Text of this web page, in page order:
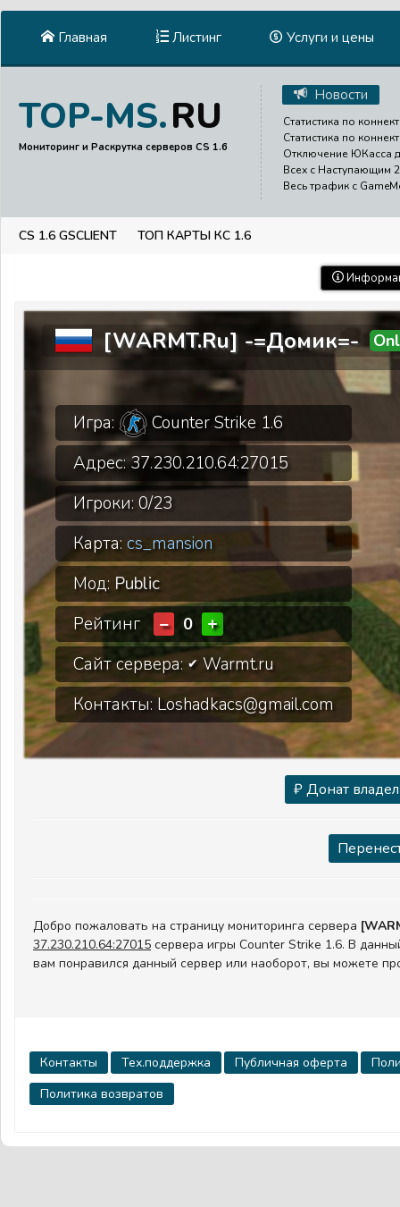
Главная Листинг Услуги и цены
TOP-MS.RU
Мониторинг и Раскрутка серверов CS 1.6
Новости
Статистика по
Статистика по
Отключение ЮКасса
Всех с Наступающим
Весь трафик с
CS 1.6 GSCLIENT ТОП КАРТЫ КС 1.6
[WARMT.Ru] -=Домик=-
Игра:
Counter Strike 1.6
Адрес:37.230.210.64:27015
Игроки: 0/23
Карта: cs_mansion
Мод: Public
Рейтинг
− 0
+
Сайт сервера: ✔ Warmt.ru
Контакты: Loshadkacs@gmail.com
₽ Донат
Добро пожаловать на страницу мониторинга сервера
37.230.210.64:27015 сервера игры Counter Strike 1.6. В
вам понравился данный сервер или наоборот, вы можете
Контакты Тех.поддержка Публичная оферта
Политика возвратов